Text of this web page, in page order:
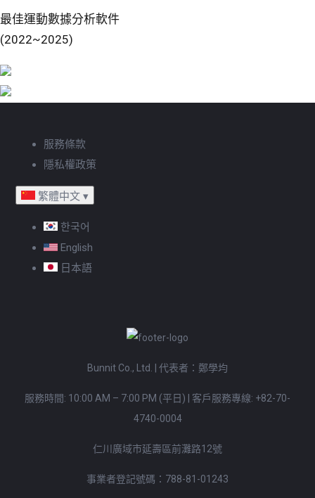
最佳運動數據分析軟件
(2022~2025)
服務條款
隱私權政策
繁體中文 ▾
한국어
English
日本語
Bunnit Co., Ltd. | 代表者：鄭學均
服務時間: 10:00 AM – 7:00 PM (平日) 客戶服務專線: +82-70-
4740-0004
仁川廣域市延壽區前灘路12號
事業者登記號碼：788-81-01243